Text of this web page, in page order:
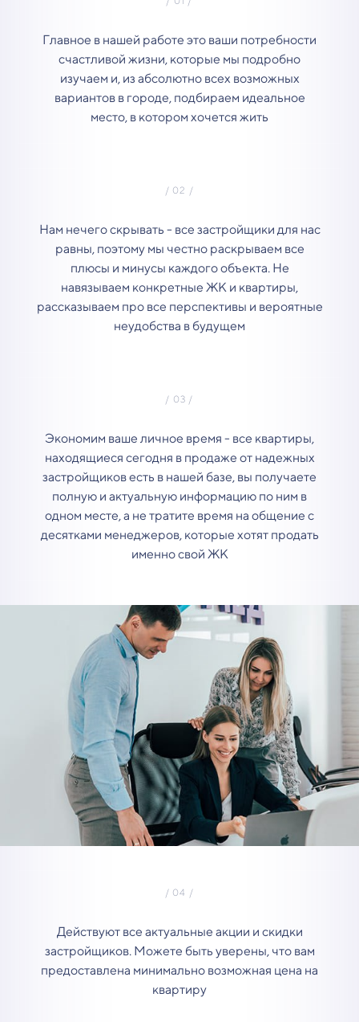
Главное в нашей работе это ваши потребности
счастливой жизни, которые мы подробно
изучаем и, из абсолютно всех возможных
вариантов в городе, подбираем идеальное
место, в котором хочется жить
Нам нечего скрывать - все застройщики для нас
равны, поэтому мы честно раскрываем все
плюсы и минусы каждого объекта. Не
навязываем конкретные ЖК и квартиры,
рассказываем про все перспективы и вероятные
неудобства в будущем
Экономим ваше личное время - все квартиры,
находящиеся сегодня в продаже от надежных
застройщиков есть в нашей базе, вы получаете
полную и актуальную информацию по ним в
одном месте, а не тратите время на общение с
десятками менеджеров, которые хотят продать
именно свой ЖК
Действуют все актуальные акции и скидки
застройщиков. Можете быть уверены, что вам
предоставлена минимально возможная цена на
квартиру